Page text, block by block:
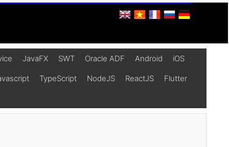
JavaFX SWT Oracle ADF Android iOS
TypeScript NodeJS ReactJS Flutter